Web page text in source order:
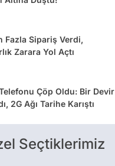
Fazla Sipariş Verdi,
Zarara Yol Açtı
Çöp Oldu: Bir Devir
2G Ağı Tarihe Karıştı
Seçtiklerimiz